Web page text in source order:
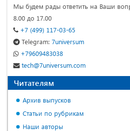
Мы будем рады ответить на Ваши
8.00 до 17.00
+7 (499) 117-03-65
Telegram: 7universum
+79609483038
tech@7universum.com
Читателям
Архив выпусков
Статьи по рубрикам
Наши авторы